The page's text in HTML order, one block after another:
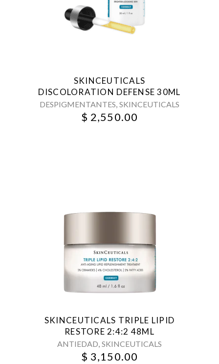
SKINCEUTICALS
DISCOLORATION DEFENSE 30ML
DESPIGMENTANTES, SKINCEUTICALS
$ 2,550.00
SKINCEUTICALS TRIPLE LIPID
RESTORE 2:4:2 48ML
ANTIEDAD, SKINCEUTICALS
$ 3,150.00